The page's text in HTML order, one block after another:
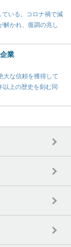
いる。コロナ禍で減
解かれ、復調の兆し
業
大な信頼を獲得して
以上の歴史を刻む同